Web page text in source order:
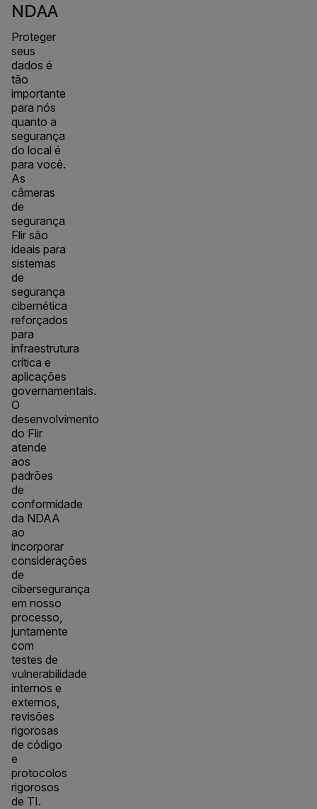
NDAA
Proteger
seus
dados é
tão
importante
para nós
quanto a
segurança
do local é
para você.
As
câmeras
de
segurança
Flir são
ideais para
sistemas
de
segurança
cibernética
reforçados
para
infraestrutura
crítica e
aplicações
governamentais.
O
desenvolvimento
do Flir
atende
aos
padrões
de
conformidade
da NDAA
ao
incorporar
considerações
de
cibersegurança
em nosso
processo,
juntamente
com
testes de
vulnerabilidade
internos e
externos,
revisões
rigorosas
de código
e
protocolos
rigorosos
de TI.